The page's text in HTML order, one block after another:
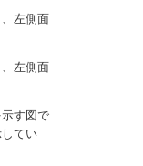
左側面
左側面
す図で
てい